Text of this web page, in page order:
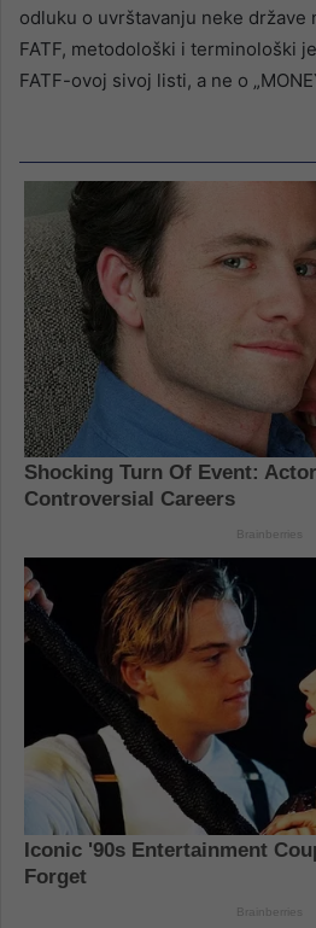
odluku o uvrštavanju neke države
FATF, metodološki i terminološki
FATF-ovoj sivoj listi, a ne o